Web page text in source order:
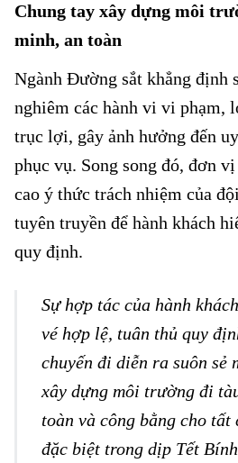
Chung tay xây dựng môi
minh, an toàn
Ngành Đường sắt khẳng định
nghiêm các hành vi vi phạm,
trục lợi, gây ảnh hưởng đến
phục vụ. Song song đó, đơn
cao ý thức trách nhiệm của
tuyên truyền để hành khách
quy định.
Sự hợp tác của hành
véhợp lệ, tuân thủ quy
chuyến đi diễn ra suôn sẻ
xây dựng môi trường đi
toàn và công bằng cho
đặc biệt trong dịp Tết